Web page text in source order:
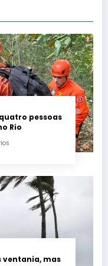
pessoas
Rio
ventania, mas